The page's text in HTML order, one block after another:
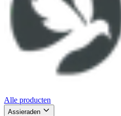
Alle producten
Assieraden